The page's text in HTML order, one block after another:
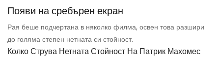
Появи на сребърен екран
Рая беше подчертана в няколко филма, освен това разшири
до голяма степен нетната си стойност.
Колко Струва Нетната Стойност На Патрик Махомес